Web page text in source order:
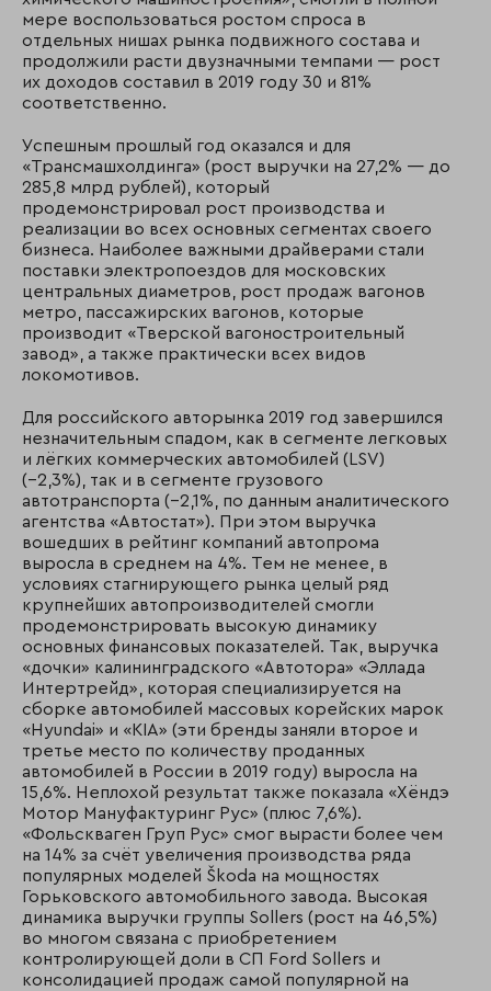
мере воспользоваться ростом спроса в
отдельных нишах рынка подвижного состава и
продолжили расти двузначными темпами — рост
их доходов составил в 2019 году 30 и 81%
соответственно.
Успешным прошлый год оказался и для
«Трансмашхолдинга» (рост выручки на 27,2% — до
285,8 млрд рублей), который
продемонстрировал рост производства и
реализации во всех основных сегментах своего
бизнеса. Наиболее важными драйверами стали
поставки электропоездов для московских
центральных диаметров, рост продаж вагонов
метро, пассажирских вагонов, которые
производит «Тверской вагоностроительный
завод», а также практически всех видов
локомотивов.
Для российского авторынка 2019 год завершился
незначительным спадом, как в сегменте легковых
и лёгких коммерческих автомобилей (LSV)
(−2,3%), так и в сегменте грузового
автотранспорта (−2,1%, по данным аналитического
агентства «Автостат»). При этом выручка
вошедших в рейтинг компаний автопрома
выросла в среднем на 4%. Тем не менее, в
условиях стагнирующего рынка целый ряд
крупнейших автопроизводителей смогли
продемонстрировать высокую динамику
основных финансовых показателей. Так, выручка
«дочки» калининградского «Автотора» «Эллада
Интертрейд», которая специализируется на
сборке автомобилей массовых корейских марок
«Hyundai» и «KIA» (эти бренды заняли второе и
третье место по количеству проданных
автомобилей в России в 2019 году) выросла на
15,6%. Неплохой результат также показала «Хёндэ
Мотор Мануфактуринг Рус» (плюс 7,6%).
«Фольскваген Груп Рус» смог вырасти более чем
на 14% за счёт увеличения производства ряда
популярных моделей Škoda на мощностях
Горьковского автомобильного завода. Высокая
динамика выручки группы Sollers (рост на 46,5%)
во многом связана с приобретением
контролирующей доли в СП Ford Sollers и
консолидацией продаж самой популярной на